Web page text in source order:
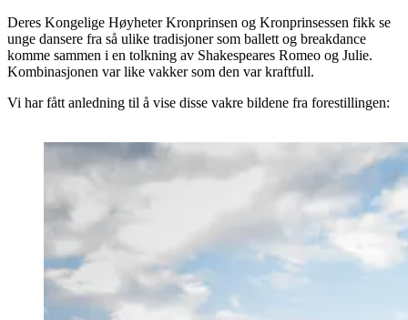
Deres Kongelige Høyheter Kronprinsen og Kronprinsessen fikk se
unge dansere fra så ulike tradisjoner som ballett og breakdance
komme sammen i en tolkning av Shakespeares Romeo og Julie.
Kombinasjonen var like vakker som den var kraftfull.
Vi har fått anledning til å vise disse vakre bildene fra forestillingen: